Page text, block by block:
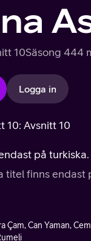
10Säsong 444
Logga in
10: Avsnitt 10
på turkiska.
titel finns endast
Çam, Can Yaman,